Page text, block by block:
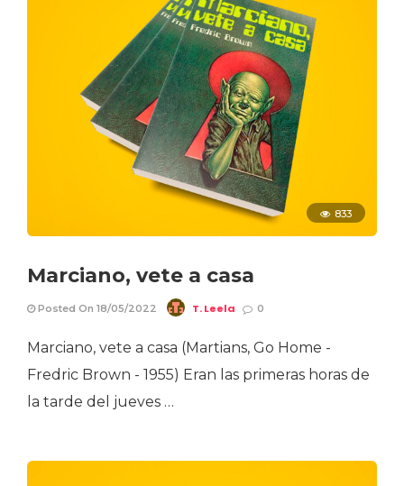
833
Marciano, vete a casa
Posted On 18/05/2022 T. Leela 0
Marciano, vete a casa (Martians, Go Home -
Fredric Brown - 1955) Eran las primeras horas de
la tarde del jueves …